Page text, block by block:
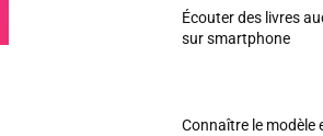
Écouter des livres
sur smartphone
Connaître le modèle